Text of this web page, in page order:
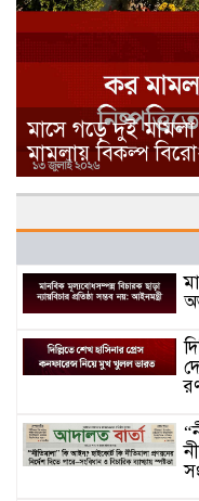
মাসে গড়ে দুই মামলা
মামলায় বিকল্প